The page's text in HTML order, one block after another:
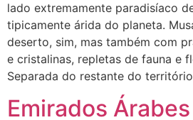
lado extremamente paradisíaco
tipicamente árida do planeta.
deserto, sim, mas também com
e cristalinas, repletas de fauna e
Separada do restante do
Emirados